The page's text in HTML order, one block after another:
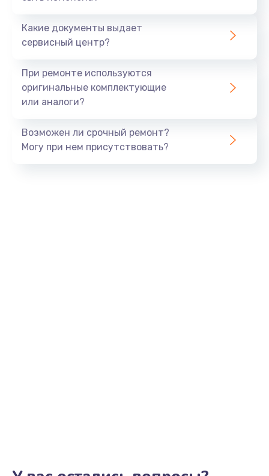
Заказать
от 880 руб.
Какие документы выдает
сервисный центр?
При ремонте используются
оригинальные комплектующие
или аналоги?
Возможен ли срочный ремонт?
Могу при нем присутствовать?